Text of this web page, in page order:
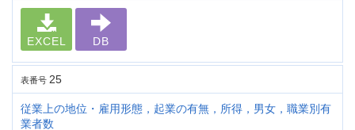
EXCEL DB
表番号 25
従業上の地位・雇用形態，起業の有無，所得，男女，職業別有
業者数